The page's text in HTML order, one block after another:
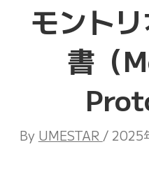
モント
書（
By UMESTAR / 2025